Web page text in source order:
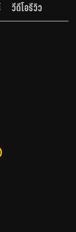
วีดีโอรีวิว